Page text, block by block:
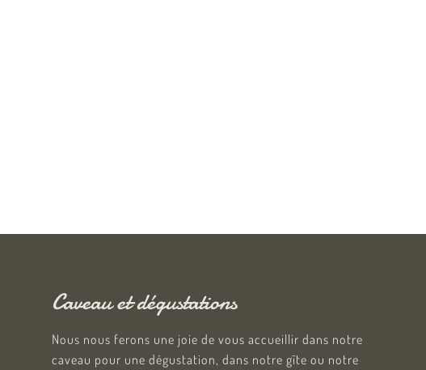
Caveau et dégustations
Nous nous ferons une joie de vous accueillir dans notre
caveau pour une dégustation, dans notre gîte ou notre